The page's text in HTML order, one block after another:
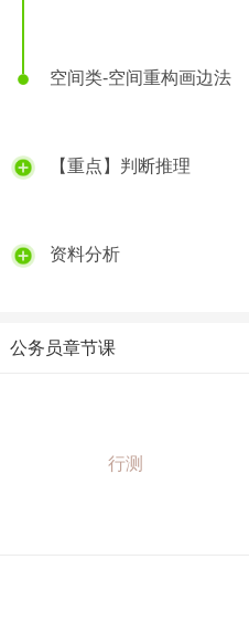
空间类-空间重构画边法
【重点】判断推理
资料分析
公务员章节课
行测